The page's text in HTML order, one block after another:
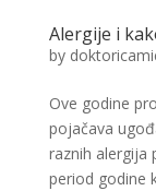
Alergije i
by
Ove godine
pojačava
raznih alergija
period godine